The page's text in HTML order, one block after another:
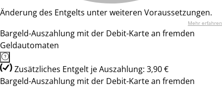
Änderung des Entgelts unter weiteren Voraussetzungen.
Mehr erfahren
Bargeld-Auszahlung mit der Debit-Karte an fremden
Geldautomaten
Zusätzliches Entgelt je Auszahlung: 3,90 €
Bargeld-Auszahlung mit der Debit-Karte an fremden